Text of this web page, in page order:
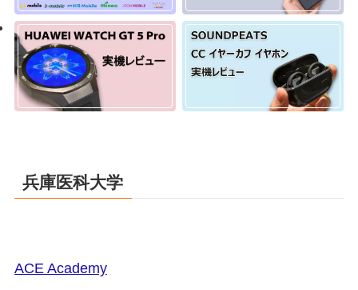
兵庫医科大学
ACE Academy